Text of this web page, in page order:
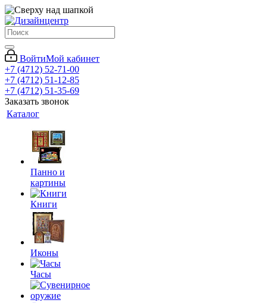
ВойтиМой кабинет
+7 (4712) 52-71-00
+7 (4712) 51-12-85
+7 (4712) 51-35-69
Заказать звонок
Каталог
Панно и
картины
Книги
Иконы
Часы